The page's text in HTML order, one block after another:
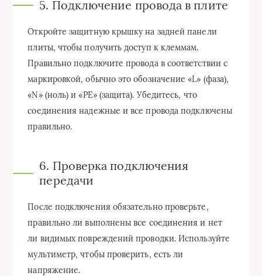
5. Подключение провода в плите
Откройте защитную крышку на задней панели
плиты, чтобы получить доступ к клеммам.
Правильно подключите провода в соответствии с
маркировкой, обычно это обозначение «L» (фаза),
«N» (ноль) и «PE» (защита). Убедитесь, что
соединения надежные и все провода подключены
правильно.
6. Проверка подключения
передачи
После подключения обязательно проверьте,
правильно ли выполнены все соединения и нет
ли видимых повреждений проводки. Используйте
мультиметр, чтобы проверить, есть ли
напряжение.